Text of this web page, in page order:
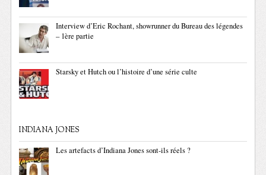
Interview d’Eric Rochant, showrunner du Bureau des légendes
– 1ère partie
Starsky et Hutch ou l’histoire d’une série culte
INDIANA JONES
Les artefacts d’Indiana Jones sont-ils réels ?